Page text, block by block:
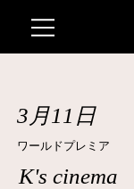
3月11日
ワールドプレミア
K's cinema